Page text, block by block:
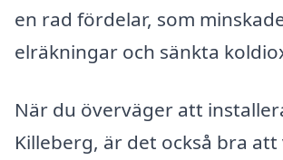
en rad fördelar, som
elräkningar och sänkta
När du överväger att
Killeberg, är det också bra